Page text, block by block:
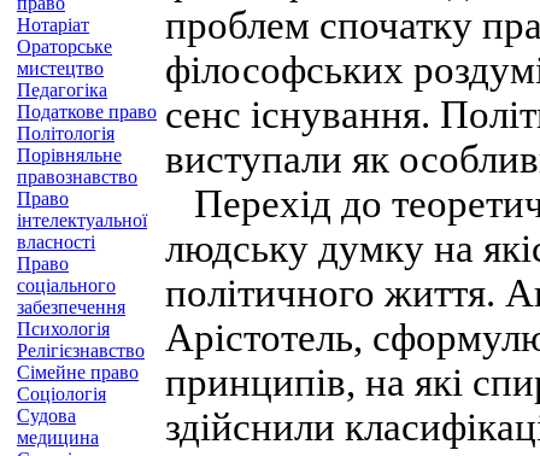
Нотаріат
Ораторське
мистецтво
Педагогіка
Податкове право
Політологія
Порівняльне
правознавство
Право
інтелектуальної
власності
Право
соціального
забезпечення
Психологія
Релігієзнавство
Сімейне право
Соціологія
Судова
медицина
проблем спочатку
філософських
сенс існування.
виступали як
Перехід до
людську думку на
політичного життя.
Арістотель,
принципів, на які
здійснили